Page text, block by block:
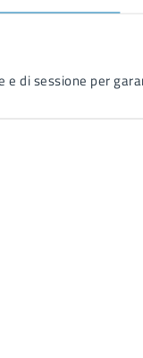
e di sessione per